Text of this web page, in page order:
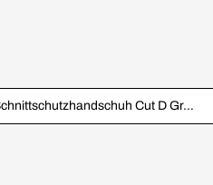
372028 Schnittschutzhandschuh Cut D Gr. 9